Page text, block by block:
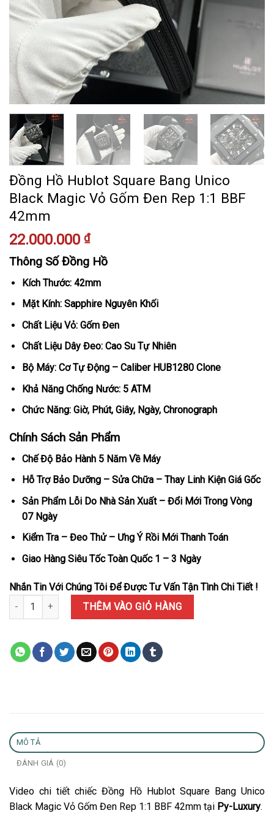
Đồng Hồ Hublot Square Bang Unico
Black Magic Vỏ Gốm Đen Rep 1:1 BBF
42mm
22.000.000 ₫
Thông Số Đồng Hồ
Kích Thước: 42mm
Mặt Kính: Sapphire Nguyên Khối
Chất Liệu Vỏ: Gốm Đen
Chất Liệu Dây Đeo: Cao Su Tự Nhiên
Bộ Máy: Cơ Tự Động – Caliber HUB1280 Clone
Khả Năng Chống Nước: 5 ATM
Chức Năng: Giờ, Phút, Giây, Ngày, Chronograph
Chính Sách Sản Phẩm
Chế Độ Bảo Hành 5 Năm Về Máy
Hỗ Trợ Bảo Dưỡng – Sửa Chữa – Thay Linh Kiện Giá Gốc
Sản Phẩm Lỗi Do Nhà Sản Xuất – Đổi Mới Trong Vòng
07 Ngày
Kiểm Tra – Đeo Thử – Ưng Ý Rồi Mới Thanh Toán
Giao Hàng Siêu Tốc Toàn Quốc 1 – 3 Ngày
Nhắn Tin Với Chúng Tôi Để Được Tư Vấn Tận Tình Chi Tiết !
Đồng Hồ Hublot Square Bang Unico Black Magic Vỏ Gốm Đen
THÊM VÀO GIỎ HÀNG
MÔ TẢ
ĐÁNH GIÁ (0)
Video chi tiết chiếc Đồng Hồ Hublot Square Bang Unico
Black Magic Vỏ Gốm Đen Rep 1:1 BBF 42mm tại Py-Luxury.